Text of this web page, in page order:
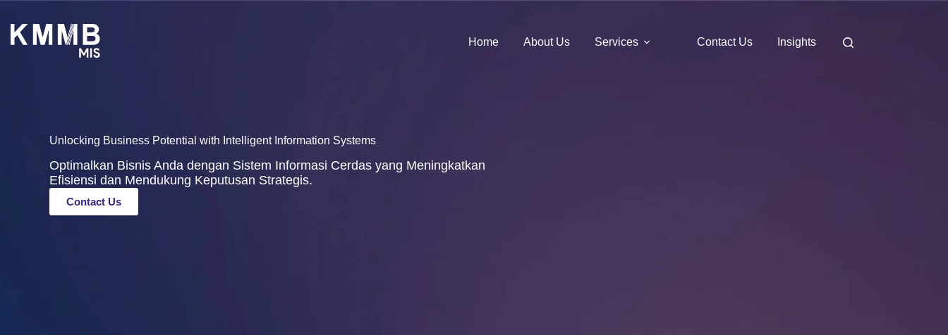
Home About Us Services Contact Us Insights
Unlocking Business Potential with Intelligent Information Systems
Optimalkan Bisnis Anda dengan Sistem Informasi Cerdas yang Meningkatkan
Efisiensi dan Mendukung Keputusan Strategis.
Contact Us